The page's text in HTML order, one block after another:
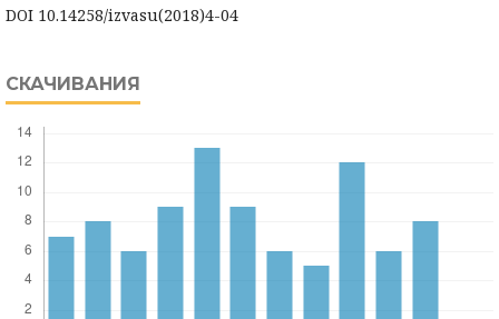
DOI 10.14258/izvasu(2018)4-04
СКАЧИВАНИЯ